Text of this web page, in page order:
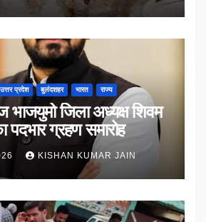
उत्तर प्रदेश बुलंदशहर भारत राज्य
भाजयुमो जिला अध्यक्ष शिवम
पदभार ग्रहण समारोह
KISHAN KUMAR JAIN